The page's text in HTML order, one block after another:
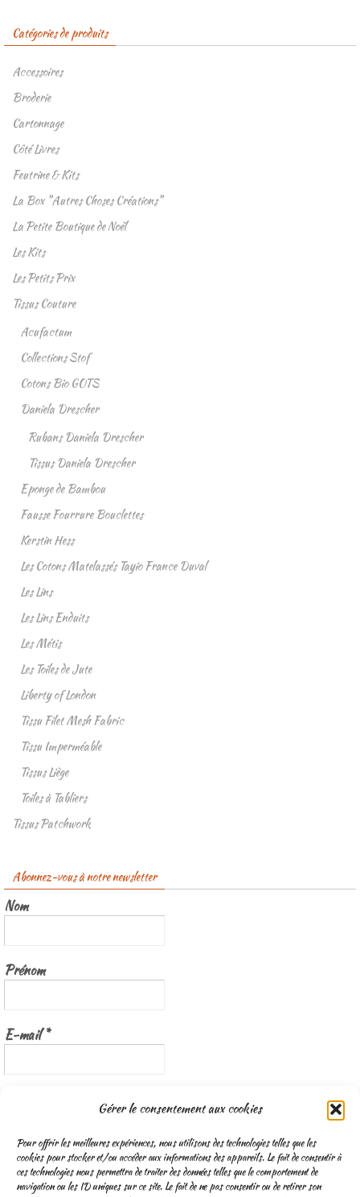
Gérer le consentement aux cookies
Pour offrir les meilleures expériences, nous utilisons des technologies telles que les
cookies pour stocker et/ou accéder aux informations des appareils. Le fait de consentir à
ces technologies nous permettra de traiter des données telles que le comportement de
navigation ou les ID uniques sur ce site. Le fait de ne pas consentir ou de retirer son
Catégories de produits
Accessoires
Broderie
Cartonnage
Côté Livres
Feutrine & Kits
La Box "Autres Choses Créations"
La Petite Boutique de Noël
Les Kits
Les Petits Prix
Tissus Couture
Acufactum
Collections Stof
Cotons Bio GOTS
Daniela Drescher
Rubans Daniela Drescher
Tissus Daniela Drescher
Eponge de Bambou
Fausse Fourrure Bouclettes
Kerstin Hess
Les Cotons Matelassés Tayio France Duval
Les Lins
Les Lins Enduits
Les Métis
Les Toiles de Jute
Liberty of London
Tissu Filet Mesh Fabric
Tissu Imperméable
Tissus Liège
Toiles à Tabliers
Tissus Patchwork
Abonnez-vous à notre newsletter
Nom
Prénom
E-mail*
Nous gardons vos données privées et ne les partageons qu’avec les
tierces parties qui rendent ce service possible.Lisez notre politique de
confidentialité